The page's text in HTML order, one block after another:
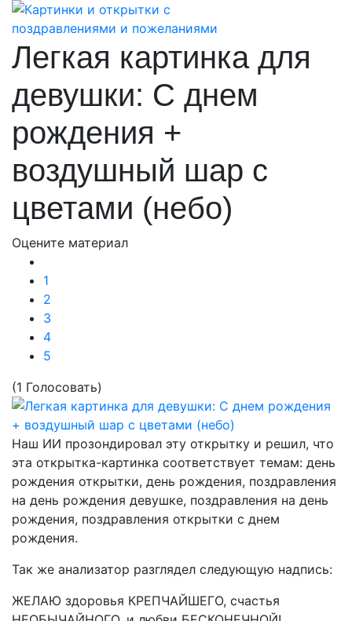
Легкая картинка для
девушки: С днем
рождения +
воздушный шар с
цветами (небо)
Оцените материал
1
2
3
4
5
(1 Голосовать)
Наш ИИ прозондировал эту открытку и решил, что
эта открытка-картинка соответствует темам: день
рождения открытки, день рождения, поздравления
на день рождения девушке, поздравления на день
рождения, поздравления открытки с днем
рождения.
Так же анализатор разглядел следующую надпись:
ЖЕЛАЮ здоровья КРЕПЧАЙШЕГО, счастья